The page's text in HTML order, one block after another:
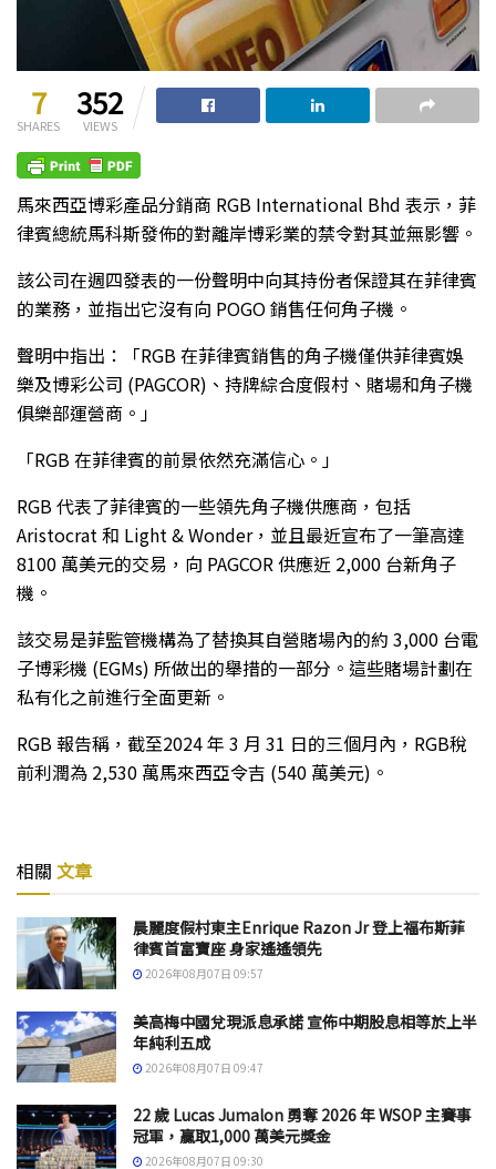
7
SHARES
352
VIEWS
馬來西亞博彩產品分銷商 RGB International Bhd 表示，菲
律賓總統馬科斯發佈的對離岸博彩業的禁令對其並無影響。
該公司在週四發表的一份聲明中向其持份者保證其在菲律賓
的業務，並指出它沒有向 POGO 銷售任何角子機。
聲明中指出：「RGB 在菲律賓銷售的角子機僅供菲律賓娛
樂及博彩公司 (PAGCOR)、持牌綜合度假村、賭場和角子機
俱樂部運營商。」
「RGB 在菲律賓的前景依然充滿信心。」
RGB 代表了菲律賓的一些領先角子機供應商，包括
Aristocrat 和 Light & Wonder，並且最近宣布了一筆高達
8100 萬美元的交易，向 PAGCOR 供應近 2,000 台新角子
機。
該交易是菲監管機構為了替換其自營賭場內的約 3,000 台電
子博彩機 (EGMs) 所做出的舉措的一部分。這些賭場計劃在
私有化之前進行全面更新。
RGB 報告稱，截至2024 年 3 月 31 日的三個月內，RGB稅
前利潤為 2,530 萬馬來西亞令吉 (540 萬美元)。
相關 文章
晨麗度假村東主Enrique Razon Jr 登上福布斯菲
律賓首富寶座 身家遙遙領先
2026年08月07日 09:57
美高梅中國兌現派息承諾 宣佈中期股息相等於上半
年純利五成
2026年08月07日 09:47
22 歲 Lucas Jumalon 勇奪 2026 年 WSOP 主賽事
冠軍，贏取1,000 萬美元獎金
2026年08月07日 09:30